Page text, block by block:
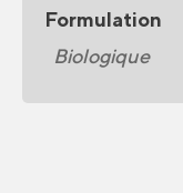
Formulation
Biologique